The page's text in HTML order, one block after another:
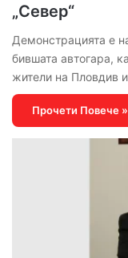
„Север“
Демонстрацията е
бившата автогара,
жители на Пловдив
Прочети Повече »